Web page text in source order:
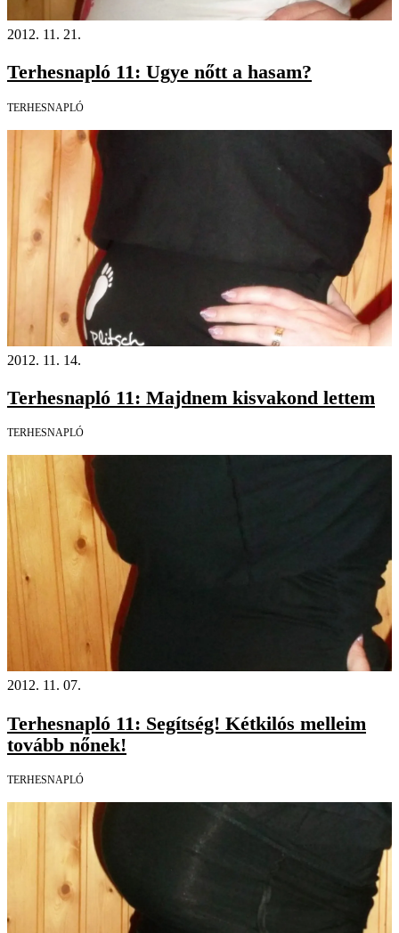
2012. 11. 21.
Terhesnapló 11: Ugye nőtt a hasam?
TERHESNAPLÓ
2012. 11. 14.
Terhesnapló 11: Majdnem kisvakond lettem
TERHESNAPLÓ
2012. 11. 07.
Terhesnapló 11: Segítség! Kétkilós melleim
tovább nőnek!
TERHESNAPLÓ